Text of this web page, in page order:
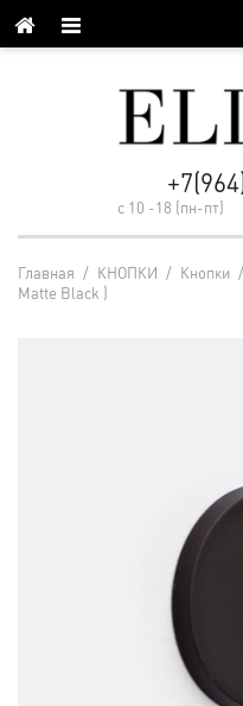
с 10 -18 (пн-пт)
Главная / КНОПКИ / Кнопки /
Matte Black )